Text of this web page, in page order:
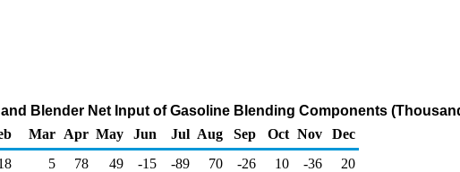
Blender Net Input of Gasoline Blending Components
Mar Apr May Jun Jul Aug Sep Oct Nov
Dec
5 78 49 -15 -89 70 -26 10 -36
20